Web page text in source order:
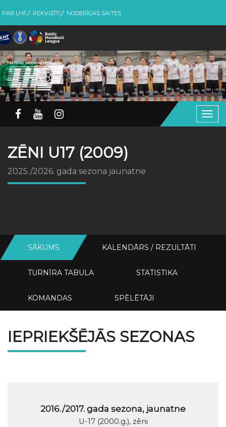
PAR LHF REKVIZĪTI NODERĪGAS SAITES
ZĒNI U17 (2009)
2025./2026. gada sezona jaunatne
SĀKUMS KALENDĀRS / REZULTĀTI
TURNĪRA TABULA STATISTIKA
KOMANDAS SPĒLĒTĀJI
IEPRIEKŠĒJĀS SEZONAS
2016./2017. gada sezona, jaunatne
U-17 (2000.g.), zēni